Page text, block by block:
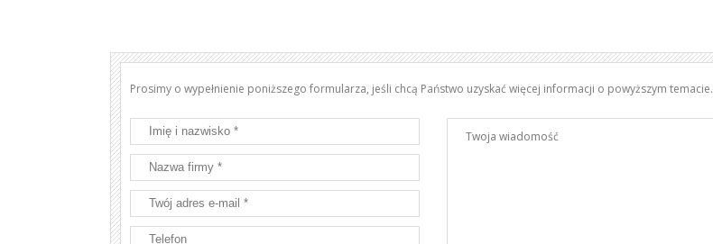
Prosimy o wypełnienie poniższego formularza, jeśli chcą Państwo uzyskać więcej informacji o powyższym temacie.